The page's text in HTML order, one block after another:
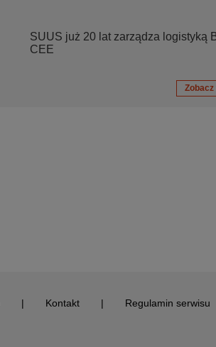
SUUS już 20 lat zarządza logistyką
CEE
| Kontakt | Regulamin serwisu